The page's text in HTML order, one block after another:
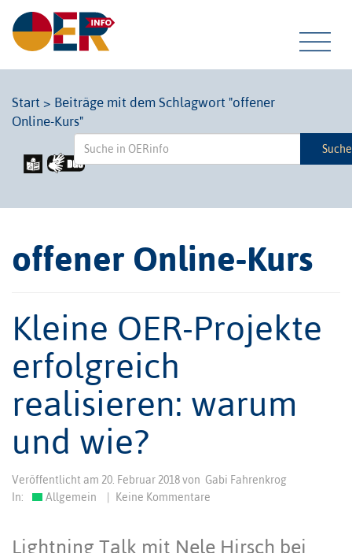
Start > Beiträge mit dem Schlagwort "offener
Online-Kurs"
offener Online-Kurs
Kleine OER-Projekte
erfolgreich
realisieren: warum
und wie?
Veröffentlicht am 20. Februar 2018von Gabi Fahrenkrog
In:
Allgemein Keine Kommentare
Lightning Talk mit Nele Hirsch bei